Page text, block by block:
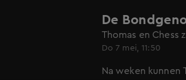
De
Thomas en Chess
Do 7 mei, 11:50
Na weken kunnen